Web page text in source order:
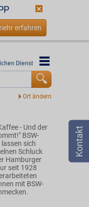
erfahren
- Und der
BSW-
sich
Schluck
Hamburger
seit 1928
mit BSW-